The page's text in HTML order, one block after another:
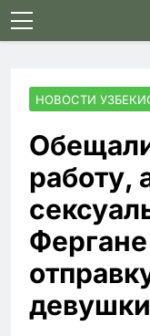
Skip
to
НОВОСТИ
работу,